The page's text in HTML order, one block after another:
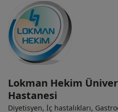
Lokman Hekim
Hastanesi
Diyetisyen, İç hastalıkları,